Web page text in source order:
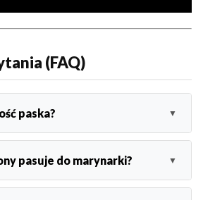
(FAQ)
paska?
pasuje do marynarki?